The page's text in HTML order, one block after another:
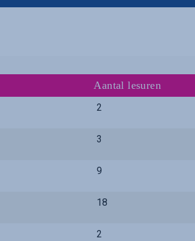
Aantal lesuren
2
3
9
18
2